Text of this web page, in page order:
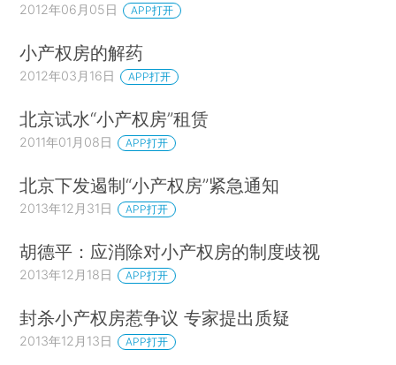
2012年06月05日 APP打开
小产权房的解药
2012年03月16日 APP打开
北京试水“小产权房”租赁
2011年01月08日 APP打开
北京下发遏制“小产权房”紧急通知
2013年12月31日 APP打开
胡德平：应消除对小产权房的制度歧视
2013年12月18日 APP打开
封杀小产权房惹争议 专家提出质疑
2013年12月13日 APP打开